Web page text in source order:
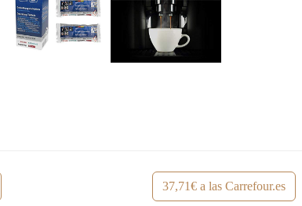
37,71€ a las Carrefour.es